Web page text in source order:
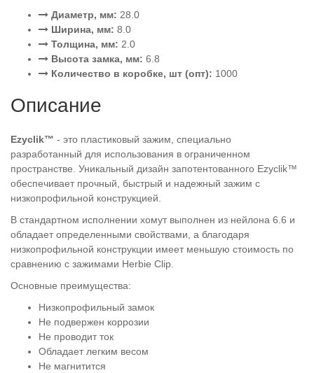
Диаметр, мм: 28.0
Ширина, мм: 8.0
Толщина, мм: 2.0
Высота замка, мм: 6.8
Количество в коробке, шт (опт): 1000
Описание
Ezyclik™ - это пластиковый зажим, специально
разработанный для использования в ограниченном
пространстве. Уникальный дизайн запотентованного Ezyclik™
обеспечивает прочный, быстрый и надежный зажим с
низкопрофильной конструкцией.
В стандартном исполнении хомут выполнен из нейлона 6.6 и
обладает определенными свойствами, а благодаря
низкопрофильной конструкции имеет меньшую стоимость по
сравнению с зажимами Herbie Clip.
Основные преимущества:
Низкопрофильный замок
Не подвержен коррозии
Не проводит ток
Обладает легким весом
Не магнитится